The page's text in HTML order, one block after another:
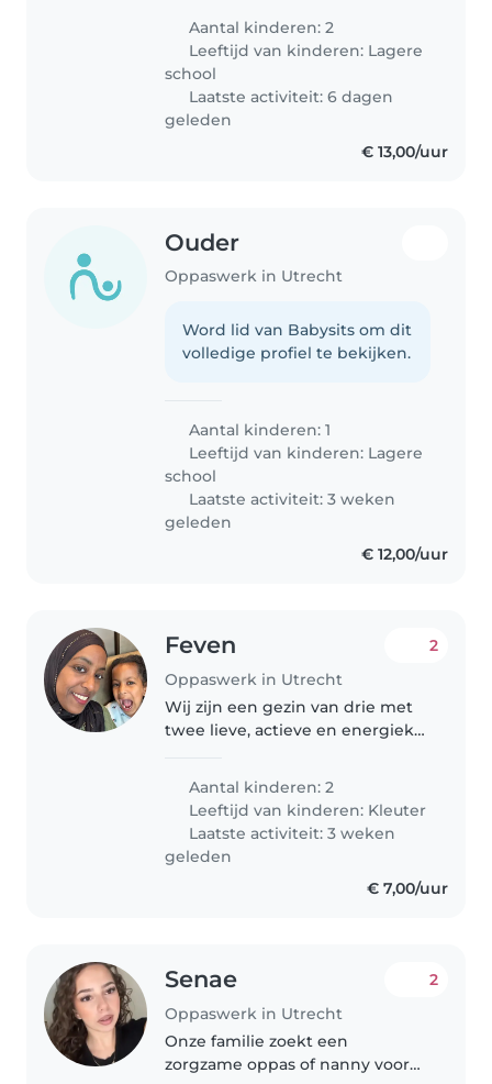
jaar (meisje). Het gaat om 1x per
2 weken op maandag, van..
Aantal kinderen: 2
Leeftijd van kinderen: Lagere
school
Laatste activiteit: 6 dagen
geleden
€ 13,00/uur
Ouder
Oppaswerk in Utrecht
Word lid van Babysits om dit
volledige profiel te bekijken.
Aantal kinderen: 1
Leeftijd van kinderen: Lagere
school
Laatste activiteit: 3 weken
geleden
€ 12,00/uur
Feven
Oppaswerk in Utrecht
2
Wij zijn een gezin van drie met
twee lieve, actieve en energieke
ontwikkelingsachterstand en
heeft extra begeleiding en
structuur nodig. Ondanks de
uitdagingen..
Aantal kinderen: 2
Leeftijd van kinderen: Kleuter
Laatste activiteit: 3 weken
geleden
€ 7,00/uur
Senae
Oppaswerk in Utrecht
2
Onze familie zoekt een
zorgzame oppas of nanny voor